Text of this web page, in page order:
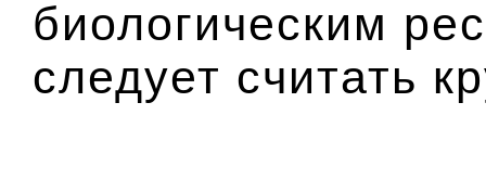
биологическим
следует считать